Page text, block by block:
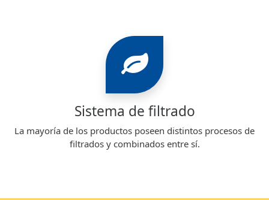
Sistema de filtrado
La mayoría de los productos poseen distintos procesos de
filtrados y combinados entre sí.